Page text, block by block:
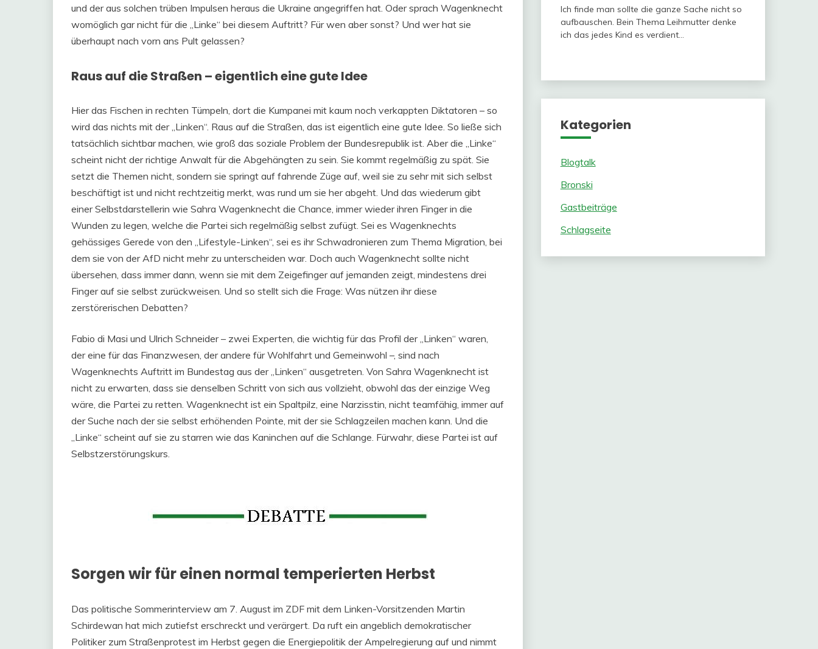
und der aus solchen trüben Impulsen heraus die Ukraine angegriffen hat. Oder sprach Wagenknecht
womöglich gar nicht für die „Linke“ bei diesem Auftritt? Für wen aber sonst? Und wer hat sie
überhaupt nach vorn ans Pult gelassen?
Raus auf die Straßen – eigentlich eine gute Idee
Hier das Fischen in rechten Tümpeln, dort die Kumpanei mit kaum noch verkappten Diktatoren – so
wird das nichts mit der „Linken“. Raus auf die Straßen, das ist eigentlich eine gute Idee. So ließe sich
tatsächlich sichtbar machen, wie groß das soziale Problem der Bundesrepublik ist. Aber die „Linke“
scheint nicht der richtige Anwalt für die Abgehängten zu sein. Sie kommt regelmäßig zu spät. Sie
setzt die Themen nicht, sondern sie springt auf fahrende Züge auf, weil sie zu sehr mit sich selbst
beschäftigt ist und nicht rechtzeitig merkt, was rund um sie her abgeht. Und das wiederum gibt
einer Selbstdarstellerin wie Sahra Wagenknecht die Chance, immer wieder ihren Finger in die
Wunden zu legen, welche die Partei sich regelmäßig selbst zufügt. Sei es Wagenknechts
gehässiges Gerede von den „Lifestyle-Linken“, sei es ihr Schwadronieren zum Thema Migration, bei
dem sie von der AfD nicht mehr zu unterscheiden war. Doch auch Wagenknecht sollte nicht
übersehen, dass immer dann, wenn sie mit dem Zeigefinger auf jemanden zeigt, mindestens drei
Finger auf sie selbst zurückweisen. Und so stellt sich die Frage: Was nützen ihr diese
zerstörerischen Debatten?
Fabio di Masi und Ulrich Schneider – zwei Experten, die wichtig für das Profil der „Linken“ waren,
der eine für das Finanzwesen, der andere für Wohlfahrt und Gemeinwohl –, sind nach
Wagenknechts Auftritt im Bundestag aus der „Linken“ ausgetreten. Von Sahra Wagenknecht ist
nicht zu erwarten, dass sie denselben Schritt von sich aus vollzieht, obwohl das der einzige Weg
wäre, die Partei zu retten. Wagenknecht ist ein Spaltpilz, eine Narzisstin, nicht teamfähig, immer auf
der Suche nach der sie selbst erhöhenden Pointe, mit der sie Schlagzeilen machen kann. Und die
„Linke“ scheint auf sie zu starren wie das Kaninchen auf die Schlange. Fürwahr, diese Partei ist auf
Selbstzerstörungskurs.
Sorgen wir für einen normal temperierten Herbst
Das politische Sommerinterview am 7. August im ZDF mit dem Linken-Vorsitzenden Martin
Schirdewan hat mich zutiefst erschreckt und verärgert. Da ruft ein angeblich demokratischer
Politiker zum Straßenprotest im Herbst gegen die Energiepolitik der Ampelregierung auf und nimmt
Ich finde man sollte die ganze Sache nicht so
aufbauschen. Bein Thema Leihmutter denke
ich das jedes Kind es verdient…
Kategorien
Blogtalk
Bronski
Gastbeiträge
Schlagseite